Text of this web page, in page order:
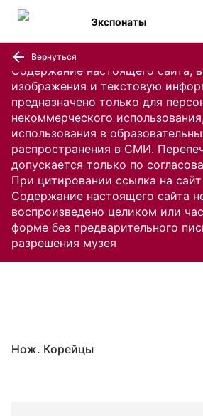
Содержание настоящего сайта,
изображения и текстовую
предназначено только для
некоммерческого
использования в
распространения в СМИ.
допускается только по
При цитировании ссылка на сайт
Содержание настоящего сайта
воспроизведено целиком или
форме без предварительного
разрешения музея
Экспонаты
Вернуться
Нож. Корейцы